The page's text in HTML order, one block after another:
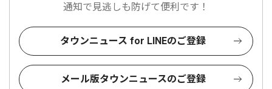
通知で見逃しも防げて便利です！
タウンニュース for LINEのご登録
メール版タウンニュースのご登録